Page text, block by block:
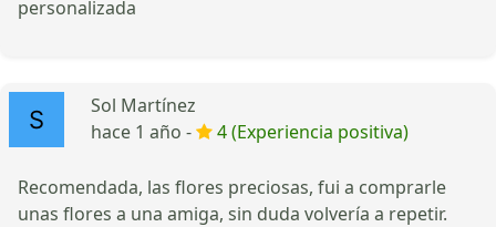
personalizada
Sol Martínez
hace 1 año -
4 (Experiencia positiva)
Recomendada, las flores preciosas, fui a comprarle
unas flores a una amiga, sin duda volvería a repetir.